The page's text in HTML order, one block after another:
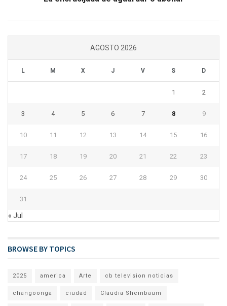
AGOSTO 2026
L M X J V S D
1 2
3 4 5 6 7 8 9
10 11 12 13 14 15 16
17 18 19 20 21 22 23
24 25 26 27 28 29 30
31
« Jul
BROWSE BY TOPICS
2025 america Arte cb television noticias
changoonga ciudad Claudia Sheinbaum